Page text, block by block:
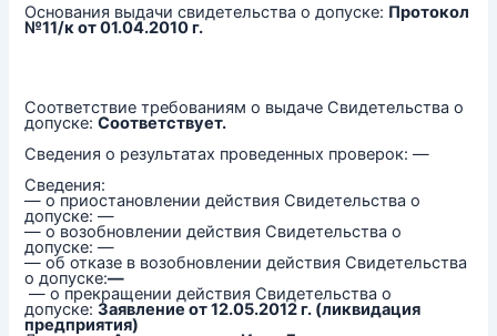
Основания выдачи свидетельства о допуске: Протокол
№11/к от 01.04.2010 г.
Соответствие требованиям о выдаче Свидетельства о
допуске:Соответствует.
Сведения о результатах проведенных проверок: —
Сведения:
— о приостановлении действия Свидетельства о
допуске: —
— о возобновлении действия Свидетельства о
допуске: —
— об отказе в возобновлении действия Свидетельства
о допуске:—
— о прекращении действия Свидетельства о
допуске:Заявление от 12.05.2012 г. (ликвидация
предприятия)